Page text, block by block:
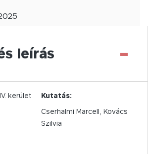
leírás -
kerület
Kutatás:
Cserhalmi Marcell, Kovács
Szilvia